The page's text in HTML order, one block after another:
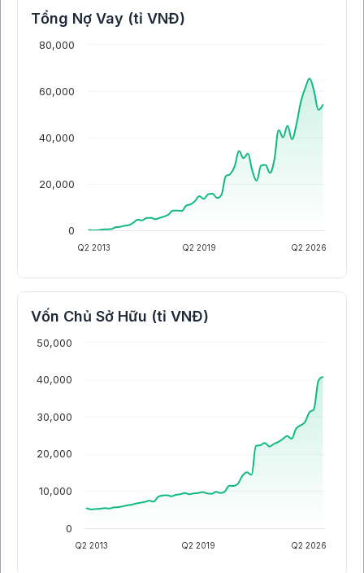
Tổng Nợ Vay (tỉ VNĐ)
Q2 2013 Q2 2019 Q2 2026
0
20,000
40,000
60,000
80,000
Vốn Chủ Sở Hữu (tỉ VNĐ)
Q2 2013 Q2 2019 Q2 2026
0
10,000
20,000
30,000
40,000
50,000